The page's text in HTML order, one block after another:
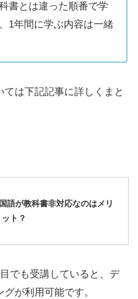
書とは違った順番で学
1年間に学ぶ内容は一緒
ては下記記事に詳しくまと
語が教科書非対応なのはメリ
ト？
でも受講していると、デ
が利用可能です。